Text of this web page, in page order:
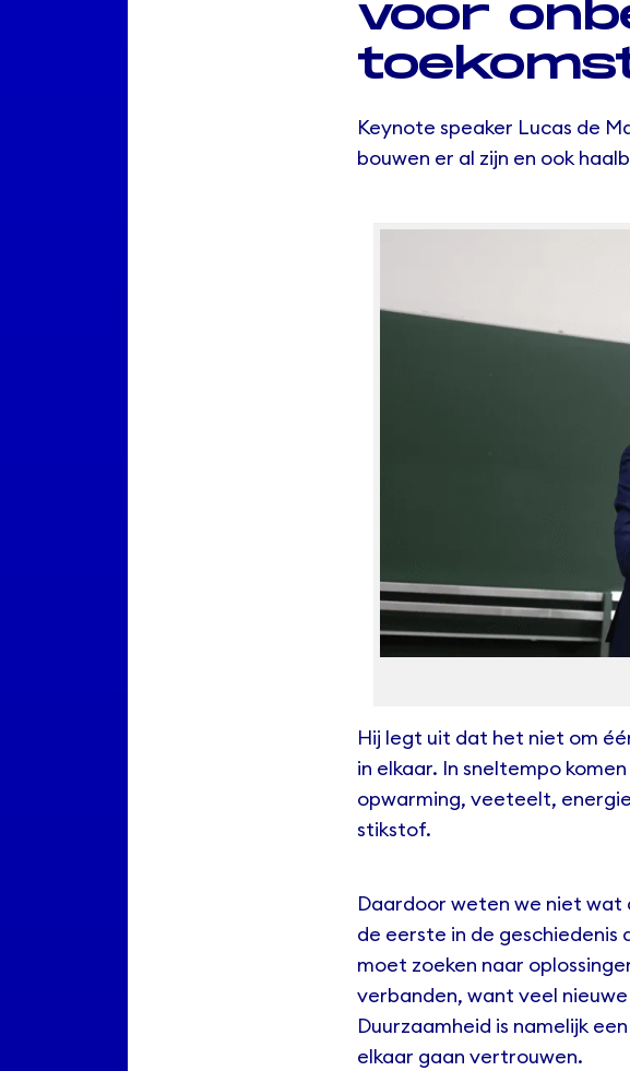
voor
Keynote speaker Lucas de
bouwen er al zijn en ook
Hij legt uit dat het niet om
in elkaar. In sneltempo
opwarming, veeteelt,
stikstof.
Daardoor weten we niet wat
de eerste in de
moet zoeken naar
verbanden, want veel
Duurzaamheid is namelijk
elkaar gaan vertrouwen.